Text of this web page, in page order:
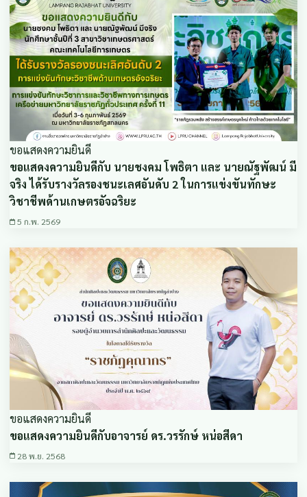
ขอแสดงความยินดี
ขอแสดงความยินดีกับ นายชงคม โพธิตา และ นายณัฐพัฒน์ มี
จริง ได้รับรางวัลรองชนะเลศอันดับ 2 ในการแข่งขันทักษะ
วิชาชีพด้านเกษตรอัจฉริยะ
5 ก.พ. 2569
ขอแสดงความยินดี
ขอแสดงความยินดีกับอาจารย์ ดร.วรรักษ์ หน่อสีดา
28 พ.ย. 2568